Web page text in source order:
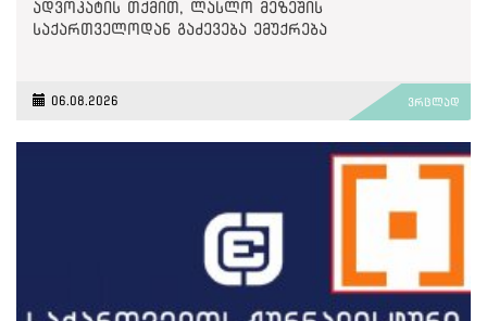
ადვოკატის თქმით, ლასლო მეზეშის
საქართველოდან გაძევება ემუქრება
06.08.2026 ვრცლად